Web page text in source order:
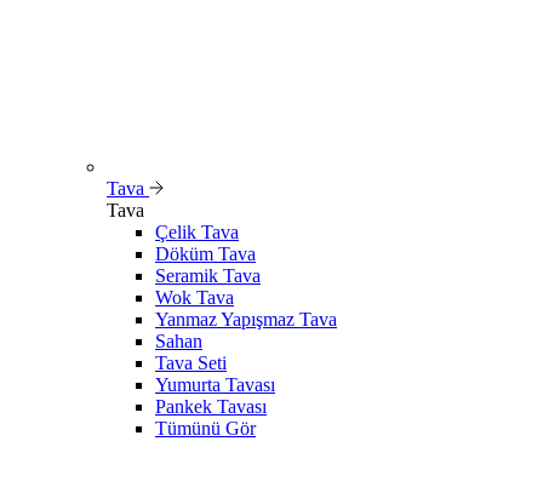
Tava
Tava
Çelik Tava
Döküm Tava
Seramik Tava
Wok Tava
Yanmaz Yapışmaz Tava
Sahan
Tava Seti
Yumurta Tavası
Pankek Tavası
Tümünü Gör